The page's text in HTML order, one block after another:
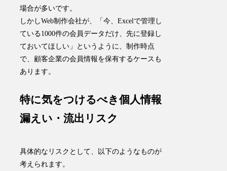
場合が多いです。
しかしWeb制作会社が、「今、Excelで管理し
ている1000件の会員データだけ、先に登録し
ておいてほしい」というように、制作時点
で、顧客企業の会員情報を保有するケースも
あります。
特に気をつけるべき個人情報
漏えい・流出リスク
具体的なリスクとして、以下のようなものが
考えられます。